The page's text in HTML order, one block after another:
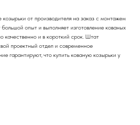
от производителя на заказ с монтажем
опыт и выполняет изготовление кованых
качественно и в короткий срок. Штат
проектный отдел и современное
гарантируют, что купить кованую козырьки у